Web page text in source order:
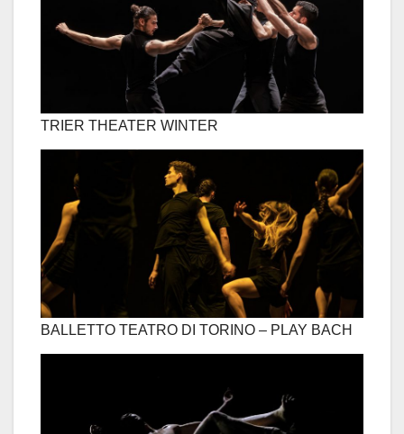
TRIER THEATER WINTER
BALLETTO TEATRO DI TORINO – PLAY BACH